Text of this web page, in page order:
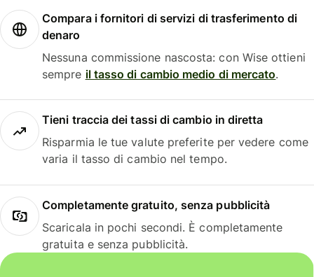
Compara i fornitori di servizi di trasferimento di
denaro
Nessuna commissione nascosta: con Wise ottieni
sempre il tasso di cambio medio di mercato.
Tieni traccia dei tassi di cambio in diretta
Risparmia le tue valute preferite per vedere come
varia il tasso di cambio nel tempo.
Completamente gratuito, senza pubblicità
Scaricala in pochi secondi. È completamente
gratuita e senza pubblicità.